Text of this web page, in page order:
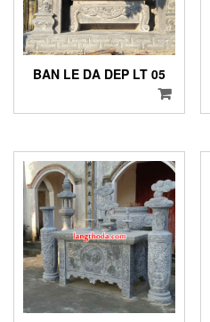
BAN LE DA DEP LT 05